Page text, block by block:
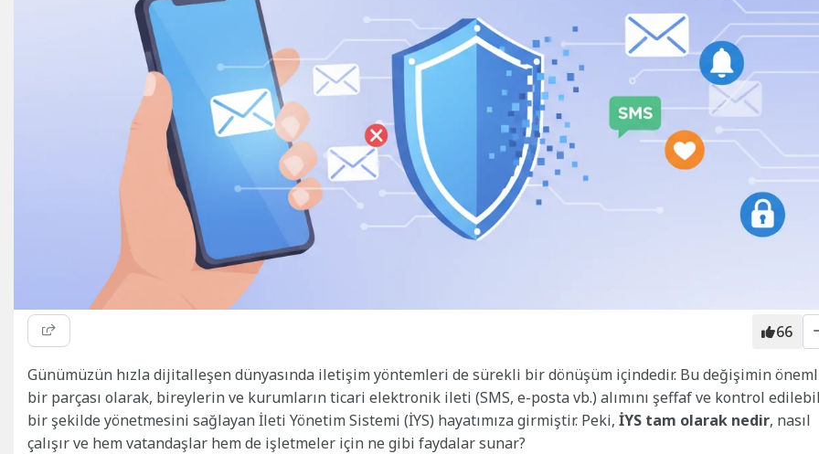
66
Günümüzün hızla dijitalleşen dünyasında iletişim yöntemleri de sürekli bir dönüşüm içindedir. Bu değişimin
bir parçası olarak, bireylerin ve kurumların ticari elektronik ileti (SMS, e-posta vb.) alımını şeffaf ve kontrol
bir şekilde yönetmesini sağlayan İleti Yönetim Sistemi (İYS) hayatımıza girmiştir. Peki, İYS tam olarak nedir, nasıl
çalışır ve hem vatandaşlar hem de işletmeler için ne gibi faydalar sunar?